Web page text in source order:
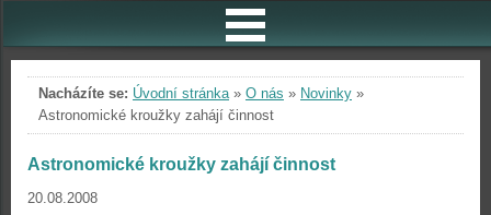
Nacházíte se: Úvodní stránka» O nás » Novinky »
Astronomické kroužky zahájí činnost
Astronomické kroužky zahájí činnost
20.08.2008